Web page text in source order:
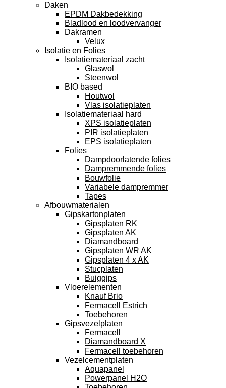
Daken
EPDM Dakbedekking
Bladlood en loodvervanger
Dakramen
Velux
Isolatie en Folies
Isolatiemateriaal zacht
Glaswol
Steenwol
BIO based
Houtwol
Vlas isolatieplaten
Isolatiemateriaal hard
XPS isolatieplaten
PIR isolatieplaten
EPS isolatieplaten
Folies
Dampdoorlatende folies
Dampremmende folies
Bouwfolie
Variabele dampremmer
Tapes
Afbouwmaterialen
Gipskartonplaten
Gipsplaten RK
Gipsplaten AK
Diamandboard
Gipsplaten WR AK
Gipsplaten 4 x AK
Stucplaten
Buiggips
Vloerelementen
Knauf Brio
Fermacell Estrich
Toebehoren
Gipsvezelplaten
Fermacell
Diamandboard X
Fermacell toebehoren
Vezelcementplaten
Aquapanel
Powerpanel H2O